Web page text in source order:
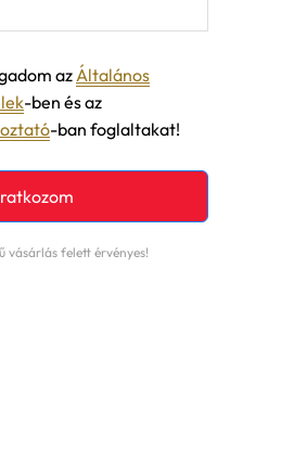
azÁltalános
-ben és az
-ban foglaltakat!
vásárlás felett érvényes!